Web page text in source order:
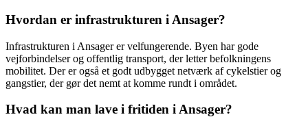
Hvordan er infrastrukturen i Ansager?
Infrastrukturen i Ansager er velfungerende. Byen har gode
vejforbindelser og offentlig transport, der letter befolkningens
mobilitet. Der er også et godt udbygget netværk af cykelstier og
gangstier, der gør det nemt at komme rundt i området.
Hvad kan man lave i fritiden i Ansager?